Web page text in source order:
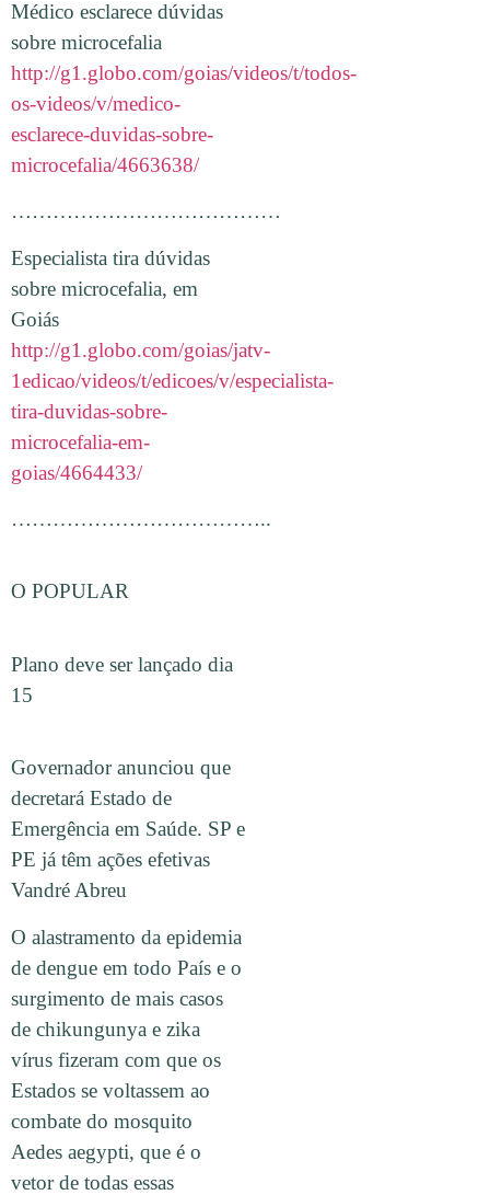
Médico esclarece dúvidas
sobre microcefalia
http://g1.globo.com/goias/videos/t/todos-
os-videos/v/medico-
esclarece-duvidas-sobre-
microcefalia/4663638/
…………………………………
Especialista tira dúvidas
sobre microcefalia, em
Goiás
http://g1.globo.com/goias/jatv-
1edicao/videos/t/edicoes/v/especialista-
tira-duvidas-sobre-
microcefalia-em-
goias/4664433/
………………………………..
O POPULAR
Plano deve ser lançado dia
15
Governador anunciou que
decretará Estado de
Emergência em Saúde. SP e
PE já têm ações efetivas
Vandré Abreu
O alastramento da epidemia
de dengue em todo País e o
surgimento de mais casos
de chikungunya e zika
vírus fizeram com que os
Estados se voltassem ao
combate do mosquito
Aedes aegypti, que é o
vetor de todas essas